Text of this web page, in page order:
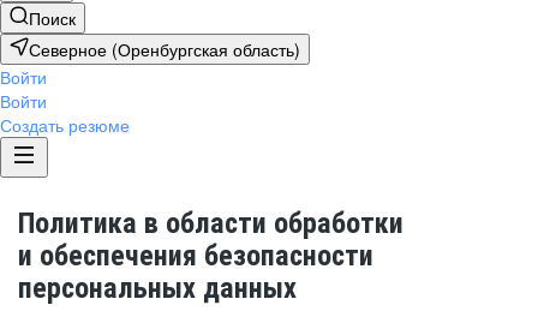
Поиск
Северное (Оренбургская область)
Войти
Войти
Создать резюме
Политика в области обработки
и обеспечения безопасности
персональных данных